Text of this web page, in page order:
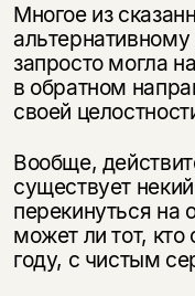
Многое из
запросто могла
в обратном
своей
Вообще,
существует
перекинуться на
может ли тот,
году, с чистым